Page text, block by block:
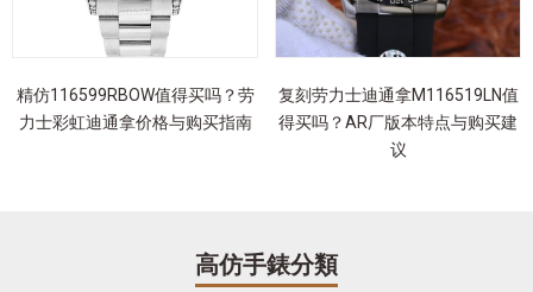
精仿116599RBOW值得买吗？劳
力士彩虹迪通拿价格与购买指南
复刻劳力士迪通拿M116519LN值
得买吗？AR厂版本特点与购买建
议
高仿手錶分類